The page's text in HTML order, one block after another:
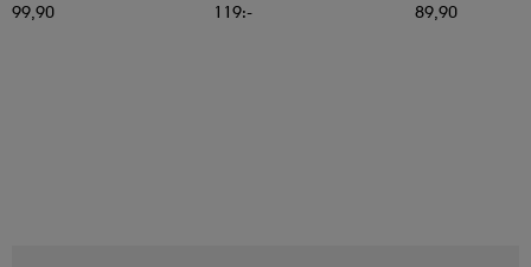
99,90 119:- 89,90